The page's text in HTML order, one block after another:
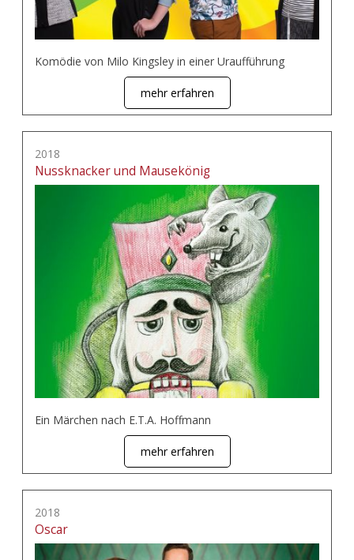
Komödie von Milo Kingsley in einer Uraufführung
mehr erfahren
2018
Nussknacker und Mausekönig
Ein Märchen nach E.T.A. Hoffmann
mehr erfahren
2018
Oscar